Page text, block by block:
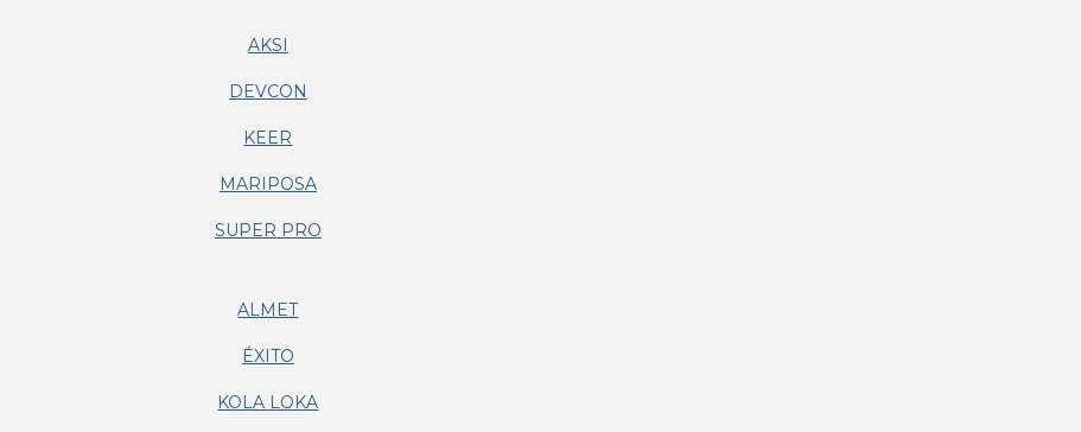
AKSI
DEVCON
KEER
MARIPOSA
SUPER PRO
ALMET
ÉXITO
KOLA LOKA